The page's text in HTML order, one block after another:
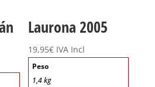
Laurona 2005
19,95€ IVA Incl
Peso
1,4 kg